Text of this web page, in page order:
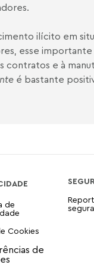
ilícito em
esse
contratos e à
é bastante
de
Cookies